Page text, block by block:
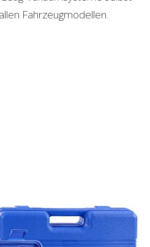
Fahrzeugmodellen.